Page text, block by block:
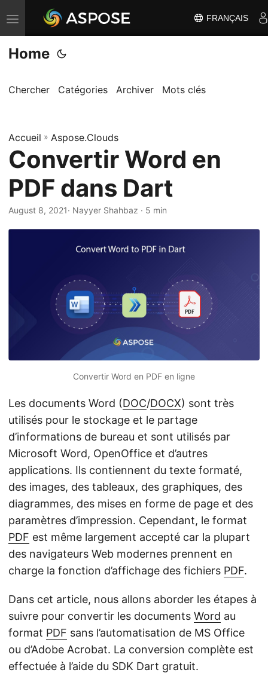
B
a
s
u
r
l
a
n
FRANÇAIS
Home
Chercher Catégories Archiver Mots clés
Accueil » Aspose.Clouds
Convertir Word en
PDF dans Dart
August 8, 2021· Nayyer Shahbaz · 5 min
Convertir Word en PDF en ligne
Les documents Word (DOC/DOCX) sont très
utilisés pour le stockage et le partage
d’informations de bureau et sont utilisés par
Microsoft Word, OpenOffice et d’autres
applications. Ils contiennent du texte formaté,
des images, des tableaux, des graphiques, des
diagrammes, des mises en forme de page et des
paramètres d’impression. Cependant, le format
PDF est même largement accepté car la plupart
des navigateurs Web modernes prennent en
charge la fonction d’affichage des fichiers PDF.
Dans cet article, nous allons aborder les étapes à
suivre pour convertir les documents Word au
format PDF sans l’automatisation de MS Office
ou d’Adobe Acrobat. La conversion complète est
effectuée à l’aide du SDK Dart gratuit.